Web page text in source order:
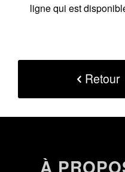
ligne qui est
Retour
À